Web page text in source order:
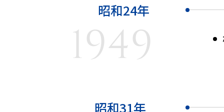
昭和24年
1949
昭和31年